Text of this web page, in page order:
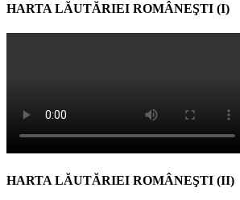
HARTA LĂUTĂRIEI ROMÂNEŞTI (I)
HARTA LĂUTĂRIEI ROMÂNEŞTI (II)